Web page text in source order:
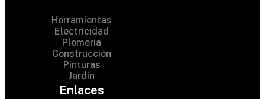
Herramientas
Electricidad
Plomeria
Construcción
Pinturas
Jardin
Enlaces